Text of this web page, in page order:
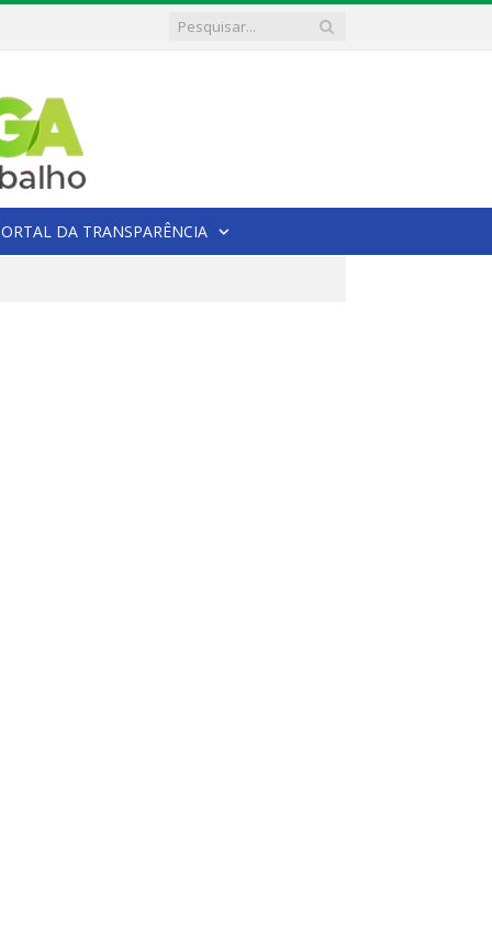
DA TRANSPARÊNCIA